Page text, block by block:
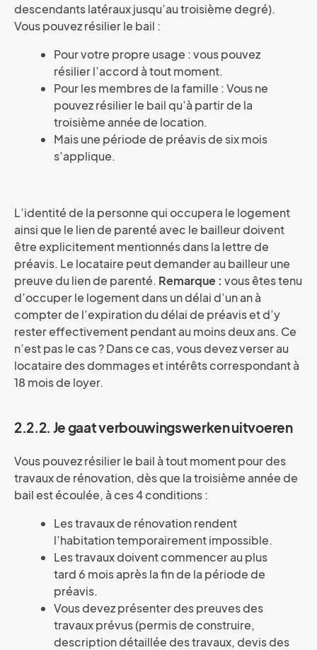
descendants latéraux jusqu’au troisième degré).
Vous pouvez résilier le bail :
Pour votre propre usage : vous pouvez
résilier l’accord à tout moment.
Pour les membres de la famille : Vous ne
pouvez résilier le bail qu’à partir de la
troisième année de location.
Mais une période de préavis de six mois
s’applique.
L’identité de la personne qui occupera le logement
ainsi que le lien de parenté avec le bailleur doivent
être explicitement mentionnés dans la lettre de
préavis. Le locataire peut demander au bailleur une
preuve du lien de parenté. Remarque : vous êtes tenu
d’occuper le logement dans un délai d’un an à
compter de l’expiration du délai de préavis et d’y
rester effectivement pendant au moins deux ans. Ce
n’est pas le cas ? Dans ce cas, vous devez verser au
locataire des dommages et intérêts correspondant à
18 mois de loyer.
2.2.2. Je gaat verbouwingswerken uitvoeren
Vous pouvez résilier le bail à tout moment pour des
travaux de rénovation, dès que la troisième année de
bail est écoulée, à ces 4 conditions :
Les travaux de rénovation rendent
l’habitation temporairement impossible.
Les travaux doivent commencer au plus
tard 6 mois après la fin de la période de
préavis.
Vous devez présenter des preuves des
travaux prévus (permis de construire,
description détaillée des travaux, devis des